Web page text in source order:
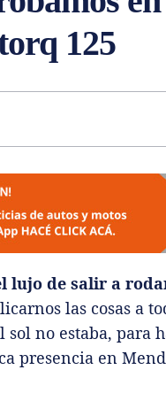
125
lujo de salir a
las cosas a
no estaba, para
presencia en